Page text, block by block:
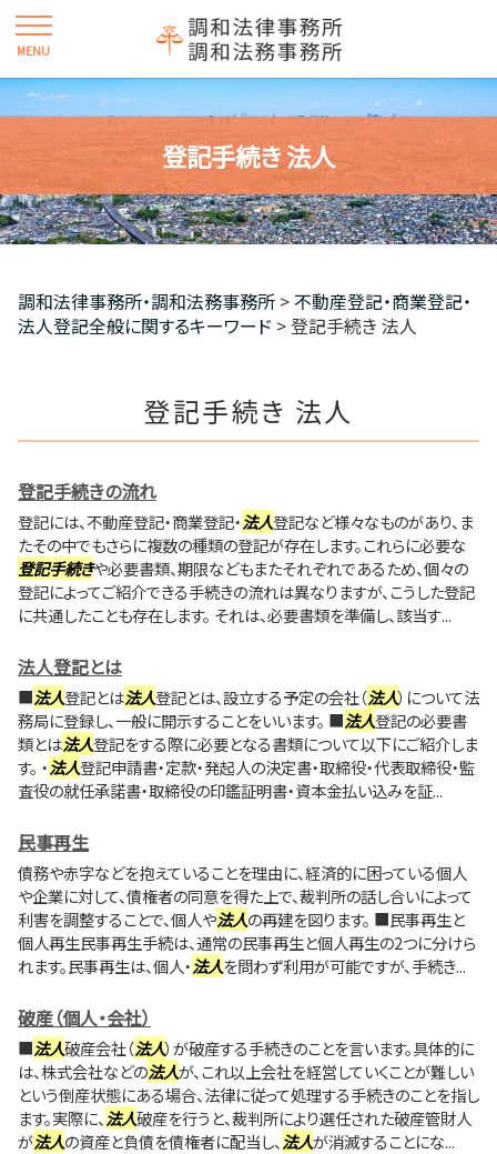
登記手続き 法人
調和法律事務所・調和法務事務所 >不動産登記・商業登記・
法人登記全般に関するキーワード >登記手続き 法人
登記手続き 法人
登記手続きの流れ
登記には、不動産登記・商業登記・法人登記など様々なものがあり、ま
たその中でもさらに複数の種類の登記が存在します。これらに必要な
登記手続きや必要書類、期限などもまたそれぞれであるため、個々の
登記によってご紹介できる手続きの流れは異なりますが、こうした登記
に共通したことも存在します。 それは、必要書類を準備し、該当す...
法人登記とは
■法人登記とは法人登記とは、設立する予定の会社（法人）について法
務局に登録し、一般に開示することをいいます。 ■法人登記の必要書
類とは法人登記をする際に必要となる書類について以下にご紹介しま
す。 ・法人登記申請書・定款・発起人の決定書・取締役・代表取締役・監
査役の就任承諾書・取締役の印鑑証明書・資本金払い込みを証...
民事再生
債務や赤字などを抱えていることを理由に、経済的に困っている個人
や企業に対して、債権者の同意を得た上で、裁判所の話し合いによって
利害を調整することで、個人や法人の再建を図ります。 ■民事再生と
個人再生民事再生手続は、通常の民事再生と個人再生の2つに分けら
れます。民事再生は、個人・法人を問わず利用が可能ですが、手続き...
破産（個人・会社）
■法人破産会社（法人）が破産する手続きのことを言います。具体的に
は、株式会社などの法人が、これ以上会社を経営していくことが難しい
という倒産状態にある場合、法律に従って処理する手続きのことを指し
ます。実際に、 法人破産を行うと、裁判所により選任された破産管財人
が法人の資産と負債を債権者に配当し、 法人が消滅することにな...